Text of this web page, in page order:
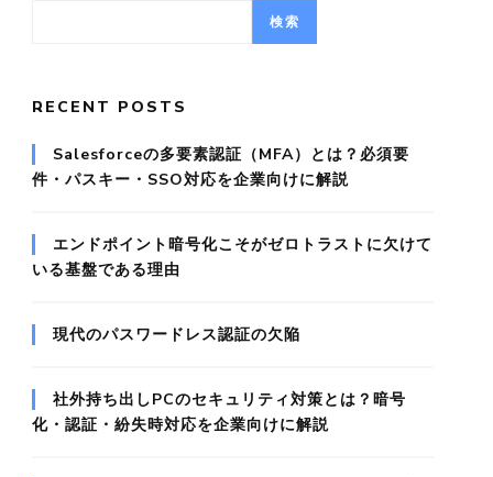
検索
RECENT POSTS
Salesforceの多要素認証（MFA）とは？必須要
件・パスキー・SSO対応を企業向けに解説
エンドポイント暗号化こそがゼロトラストに欠けて
いる基盤である理由
現代のパスワードレス認証の欠陥
社外持ち出しPCのセキュリティ対策とは？暗号
化・認証・紛失時対応を企業向けに解説